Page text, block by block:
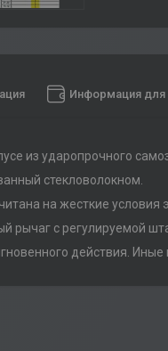
Информация для
из ударопрочного
стекловолокном.
на жесткие условия
рычаг с регулируемой
действия. Иные